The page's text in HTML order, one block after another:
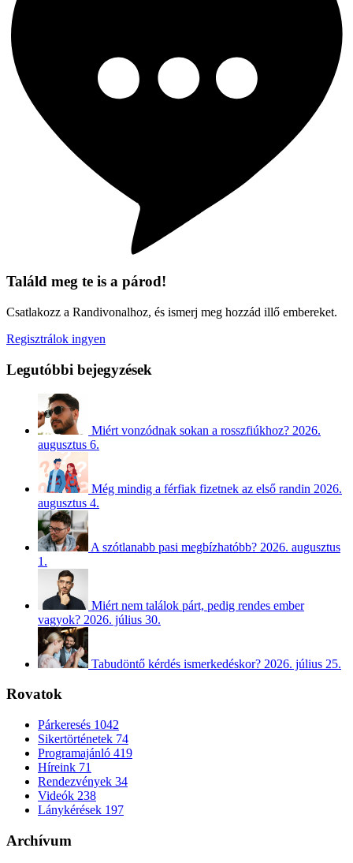
Találd meg te is a párod!
Csatlakozz a Randivonalhoz, és ismerj meg hozzád illő embereket.
Regisztrálok ingyen
Legutóbbi bejegyzések
Miért vonzódnak sokan a rosszfiúkhoz? 2026.
augusztus 6.
Még mindig a férfiak fizetnek az első randin 2026.
augusztus 4.
A szótlanabb pasi megbízhatóbb? 2026. augusztus
1.
Miért nem találok párt, pedig rendes ember
vagyok? 2026. július 30.
Tabudöntő kérdés ismerkedéskor? 2026. július 25.
Rovatok
Párkeresés 1042
Sikertörténetek 74
Programajánló 419
Híreink 71
Rendezvények 34
Videók 238
Lánykérések 197
Archívum